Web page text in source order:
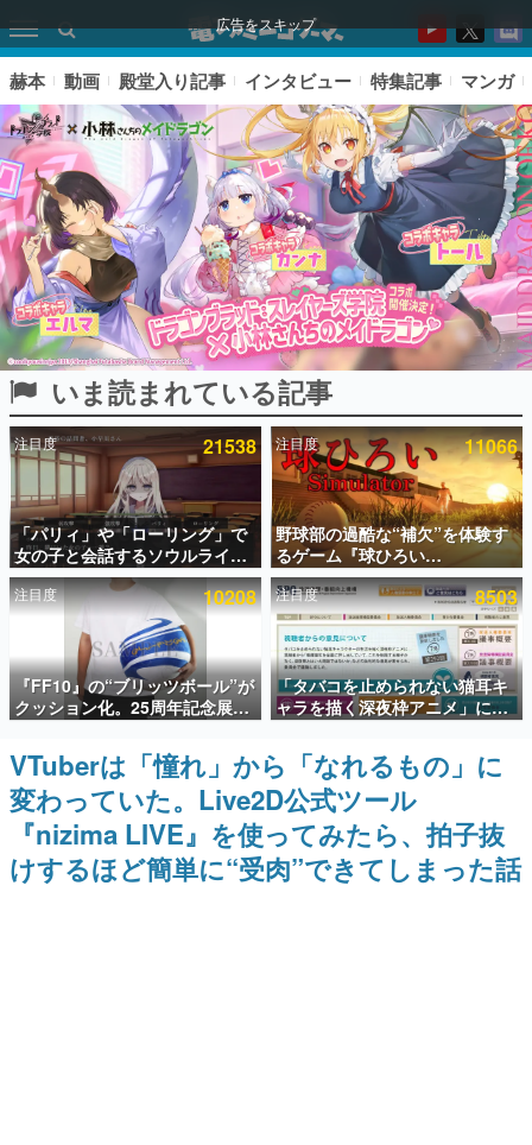
広告をスキップ
ピックアップ
電ファミのいま読まれている記事ランキング
アプリセール情報
インタビュー
連載・特集一覧
殿堂入り記事
SNS拡散数が数千以上！ ページビュー数万以上！ などな
ど。多くの人々に読まれた、電ファミ渾身の“殿堂入り”記
事をまとめました。
ゲームの企画書
名作ゲームクリエイターの方々に製作時のエピソードをお
聞きし、ヒットする企画（ゲーム）とは何か？を探ってい
きます。
赫本
この物語を解いてはいけない。『赫本』は、〈試験問題〉
赫本 動画 殿堂入り記事 インタビュー 特集記事 マンガ
いま読まれている記事
注目度 21538
「パリィ」や「ローリング」で
女の子と会話するソウルライク
恋愛ゲーム『小早川さんはソウ
ルライク』無料公開。返事に失
敗すると「YOU DIED」
注目度 11066
野球部の過酷な“補欠”を体験す
るゲーム『球ひろい
Simulator』が「1件」のウィッ
シュリストをもとにチェコ語に
対応しSNSで話題に。『キング
ダム・カム』開発元やチェコの
プロ野球選手から称賛の声
注目度 10208
『FF10』の“ブリッツボール”が
クッション化。25周年記念展
「FINAL FANTASY X
MUSEUM-幻光の記憶-」のグッ
ズ情報が一部公開
注目度 8503
「タバコを止められない猫耳キ
ャラを描く深夜枠アニメ」に視
聴者の一部から批判意見。違法
薬物の使用と思しき描写も含め
て、BPOが議論を交わす
VTuberは「憧れ」から「なれるもの」に
変わっていた。Live2D公式ツール
『nizima LIVE』を使ってみたら、拍子抜
けするほど簡単に“受肉”できてしまった話